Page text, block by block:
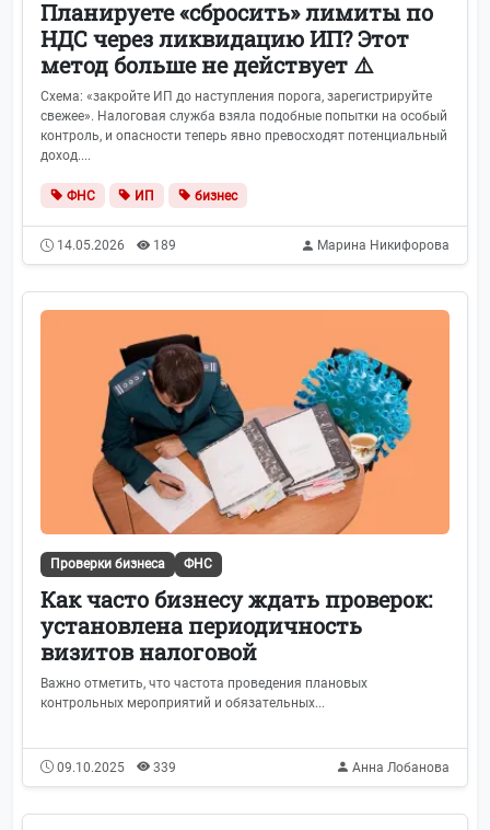
Планируете «сбросить» лимиты по
НДС через ликвидацию ИП? Этот
метод больше не действует ⚠️
Схема: «закройте ИП до наступления порога, зарегистрируйте
свежее». Налоговая служба взяла подобные попытки на особый
контроль, и опасности теперь явно превосходят потенциальный
доход....
ФНС ИП бизнес
14.05.2026 189 Марина Никифорова
Проверки бизнеса ФНС
Как часто бизнесу ждать проверок:
установлена периодичность
визитов налоговой
Важно отметить, что частота проведения плановых
контрольных мероприятий и обязательных...
09.10.2025 339 Анна Лобанова